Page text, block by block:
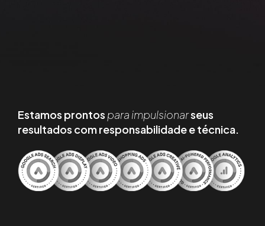
Estamos prontos para impulsionarseus
resultados com responsabilidade e técnica.